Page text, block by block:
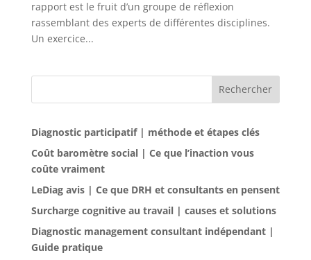
rapport est le fruit d’un groupe de réflexion
rassemblant des experts de différentes disciplines.
Un exercice...
Rechercher
Diagnostic participatif | méthode et étapes clés
Coût baromètre social | Ce que l’inaction vous
coûte vraiment
LeDiag avis | Ce que DRH et consultants en pensent
Surcharge cognitive au travail | causes et solutions
Diagnostic management consultant indépendant |
Guide pratique